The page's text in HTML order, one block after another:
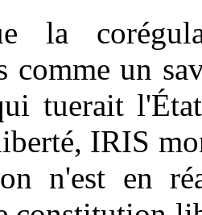
la
comme un
tuerait
IRIS
n'est en